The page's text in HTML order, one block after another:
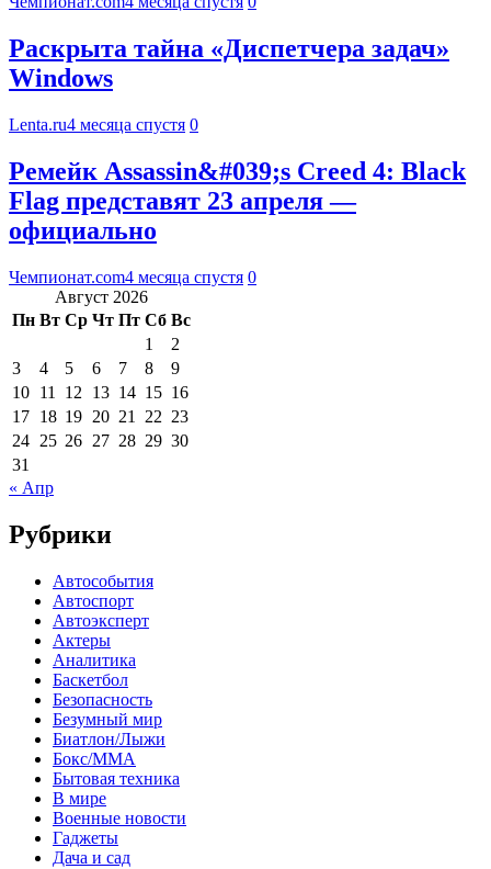
Раскрыта тайна «Диспетчера задач»
Windows
Lenta.ru4 месяца спустя 0
Ремейк Assassin&#039;s Creed 4: Black
Flag представят 23 апреля —
официально
Чемпионат.com4 месяца спустя 0
Август 2026
Пн Вт Ср Чт Пт Сб Вс
1
2
3
4 5 6 7 8
9
10 11 12 13 14 15 16
17 18 19 20 21 22 23
24 25 26 27 28 29 30
31
« Апр
Рубрики
Автособытия
Автоспорт
Автоэксперт
Актеры
Аналитика
Баскетбол
Безопасность
Безумный мир
Биатлон/Лыжи
Бокс/MMA
Бытовая техника
В мире
Военные новости
Гаджеты
Дача и сад